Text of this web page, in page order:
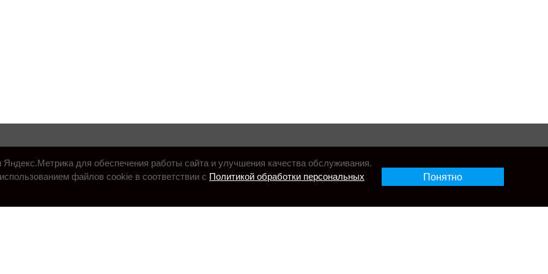
для обеспечения работы сайта и улучшения качества обслуживания.
файлов cookie в соответствии с Политикой обработки персональных
Понятно